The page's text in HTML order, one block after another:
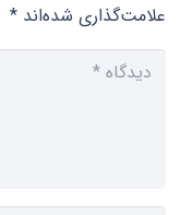
علامت‌گذاری شده‌اند *